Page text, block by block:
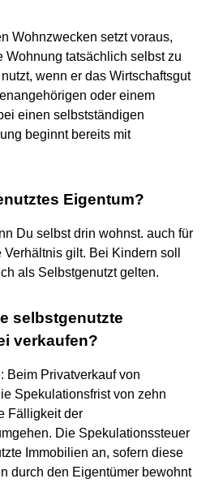
Wohnzwecken setzt voraus,
Wohnung tatsächlich selbst zu
wenn er das Wirtschaftsgut
oder einem
einen selbstständigen
beginnt bereits mit
Eigentum?
Du selbst drin wohnst. auch für
gilt. Bei Kindern soll
als Selbstgenutzt gelten.
selbstgenutzte
verkaufen?
Beim Privatverkauf von
Spekulationsfrist von zehn
Fälligkeit der
Die Spekulationssteuer
Immobilien an, sofern diese
durch den Eigentümer bewohnt